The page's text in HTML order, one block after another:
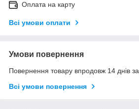
Оплата на карту
Всі умови оплати
Умови повернення
Повернення товару впродовж 14 днів
Всі умови повернення